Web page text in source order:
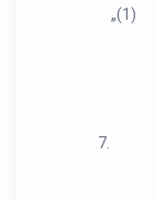
„(1)
7.